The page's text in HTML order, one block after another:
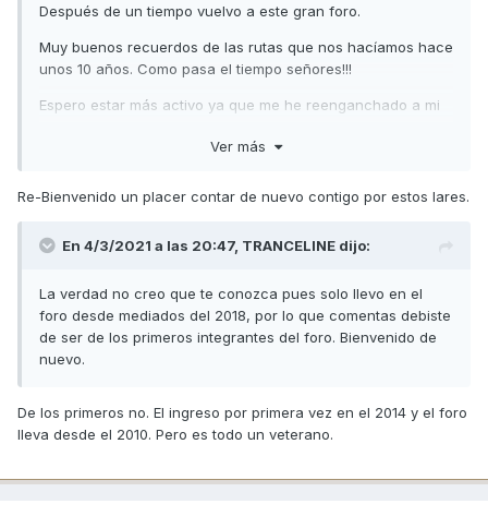
Después de un tiempo vuelvo a este gran foro.
Muy buenos recuerdos de las rutas que nos hacíamos hace
unos 10 años. Como pasa el tiempo señores!!!
Espero estar más activo ya que me he reenganchado a mi
Ver más
Re-Bienvenido un placer contar de nuevo contigo por estos lares.
En 4/3/2021 a las 20:47, TRANCELINE dijo:
La verdad no creo que te conozca pues solo llevo en el
foro desde mediados del 2018, por lo que comentas debiste
de ser de los primeros integrantes del foro. Bienvenido de
nuevo.
De los primeros no. El ingreso por primera vez en el 2014 y el foro
lleva desde el 2010. Pero es todo un veterano.